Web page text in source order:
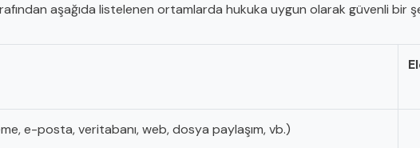
aşağıda listelenen ortamlarda hukuka uygun olarak güvenli bir
e-posta, veritabanı, web, dosya paylaşım, vb.)